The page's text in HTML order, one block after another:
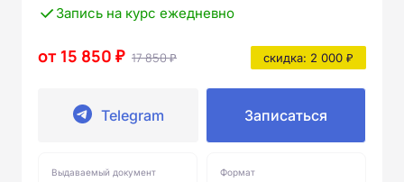
Запись на курс ежедневно
от 15 850 ₽ 17 850 ₽ скидка: 2 000 ₽
Telegram Записаться
Выдаваемый документ Формат